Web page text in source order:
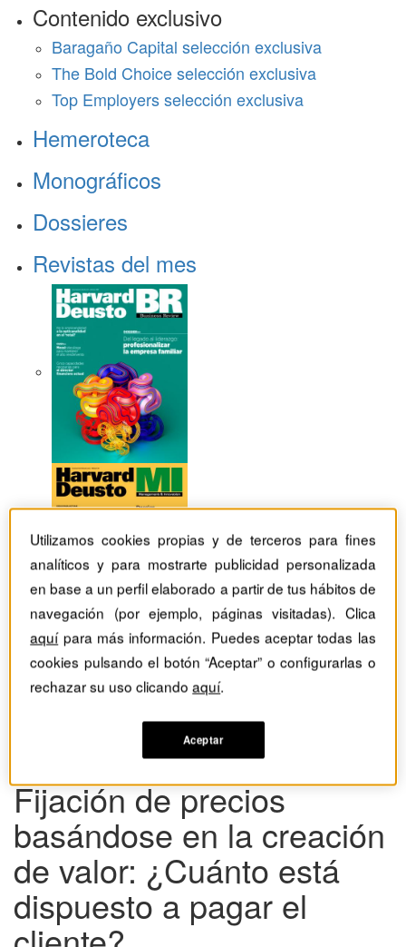
Contenido exclusivo
Baragaño Capital selección exclusiva
The Bold Choice selección exclusiva
Top Employers selección exclusiva
Hemeroteca
Monográficos
Dossieres
Revistas del mes
Fijación de precios basándose en la creación de valor:
¿Cuánto está dispuesto a pagar el cliente?
Fijación de precios
basándose en la creación
de valor: ¿Cuánto está
dispuesto a pagar el
Utilizamos cookies propias y de terceros para fines
analíticos y para mostrarte publicidad personalizada
en base a un perfil elaborado a partir de tus hábitos de
navegación (por ejemplo, páginas visitadas). Clica
aquípara más información. Puedes aceptar todas las
cookies pulsando el botón “Aceptar” o configurarlas o
rechazar su uso clicandoaquí.
Aceptar